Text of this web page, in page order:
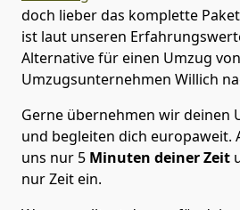
doch lieber das komplette
ist laut unseren
Alternative für einen Umzug von
Umzugsunternehmen Willich
Gerne übernehmen wir deinen
und begleiten dich europaweit.
uns nur 5 Minuten deiner Zeit
nur Zeit ein.